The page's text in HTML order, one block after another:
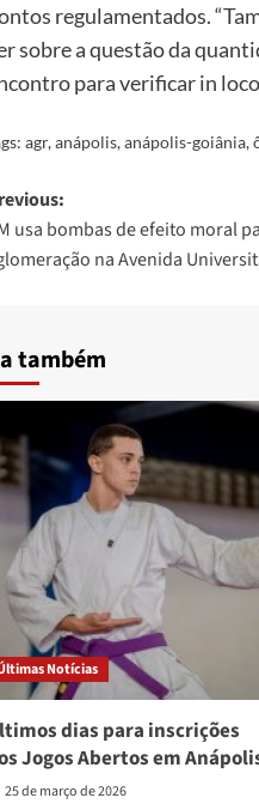
regulamentados.
sobre a questão da
para verificar in
agr,anápolis,anápolis-goiânia,
usa bombas de efeito moral
na Avenida
também
Notícias
dias para inscrições
Jogos Abertos em
25 de março de 2026